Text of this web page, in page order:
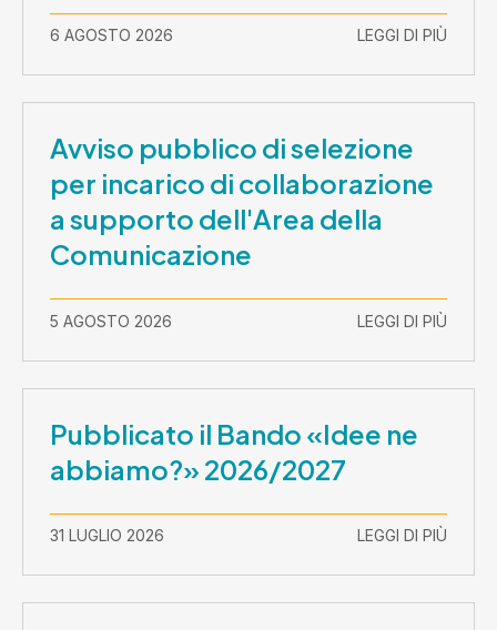
2026-30 settembre 2029
6 AGOSTO 2026 LEGGI DI PIÙ
Avviso pubblico di selezione
per incarico di collaborazione
a supporto dell'Area della
Comunicazione
5 AGOSTO 2026 LEGGI DI PIÙ
Pubblicato il Bando «Idee ne
abbiamo?» 2026/2027
31 LUGLIO 2026 LEGGI DI PIÙ